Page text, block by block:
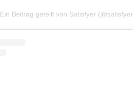
Ein Beitrag geteilt von Satisfyer